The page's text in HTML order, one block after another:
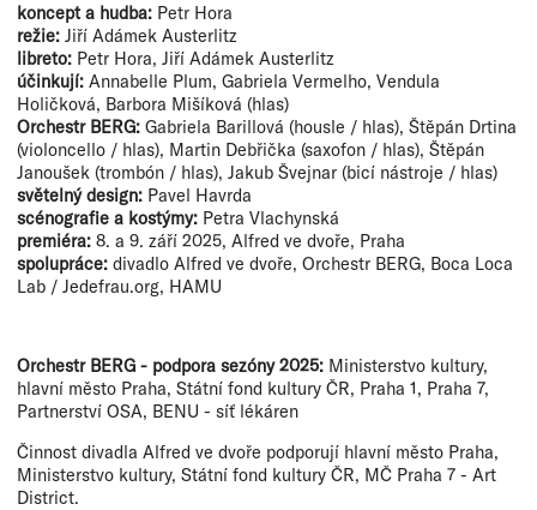
koncept a hudba: Petr Hora
režie: Jiří Adámek Austerlitz
libreto: Petr Hora, Jiří Adámek Austerlitz
účinkují: Annabelle Plum, Gabriela Vermelho, Vendula
Holičková, Barbora Mišíková (hlas)
Orchestr BERG: Gabriela Barillová (housle / hlas), Štěpán Drtina
(violoncello / hlas), Martin Debřička (saxofon / hlas), Štěpán
Janoušek (trombón / hlas), Jakub Švejnar (bicí nástroje / hlas)
světelný design: Pavel Havrda
scénografie a kostýmy: Petra Vlachynská
premiéra: 8. a 9. září 2025, Alfred ve dvoře, Praha
spolupráce: divadlo Alfred ve dvoře, Orchestr BERG, Boca Loca
Lab / Jedefrau.org, HAMU
Orchestr BERG - podpora sezóny 2025: Ministerstvo kultury,
hlavní město Praha, Státní fond kultury ČR, Praha 1, Praha 7,
Partnerství OSA, BENU - síť lékáren
Činnost divadla Alfred ve dvoře podporují hlavní město Praha,
Ministerstvo kultury, Státní fond kultury ČR, MČ Praha 7 - Art
District.